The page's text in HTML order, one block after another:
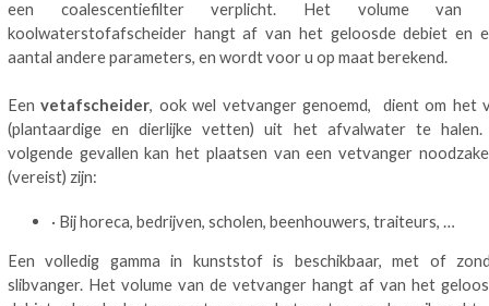
een coalescentiefilter verplicht. Het volume van
koolwaterstofafscheider hangt af van het geloosde debiet en
aantal andere parameters, en wordt voor u op maat berekend.
Eenvetafscheider, ook wel vetvanger genoemd, dient om het
(plantaardige en dierlijke vetten) uit het afvalwater te
volgende gevallen kan het plaatsen van een vetvanger
(vereist) zijn:
· Bij horeca, bedrijven, scholen, beenhouwers, traiteurs, …
Een volledig gamma in kunststof is beschikbaar, met of
slibvanger. Het volume van de vetvanger hangt af van het